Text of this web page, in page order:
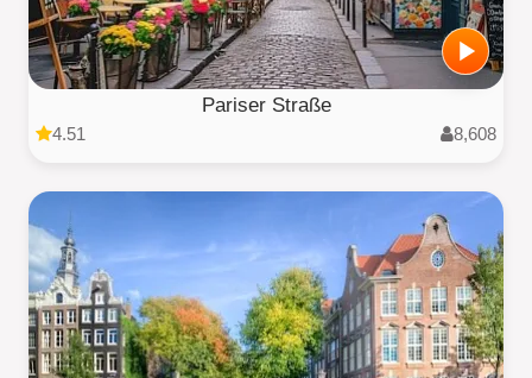
Pariser Straße
4.51 8,608